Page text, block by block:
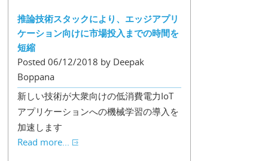
推論技術スタックにより、エッジアプリ
ケーション向けに市場投入までの時間を
短縮
Posted 06/12/2018 by Deepak
Boppana
新しい技術が大衆向けの低消費電力IoT
アプリケーションへの機械学習の導入を
加速します
Read more...